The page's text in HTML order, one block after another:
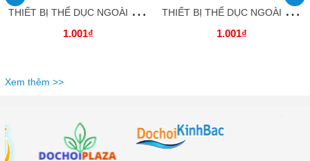
T
HIẾT BỊ THỂ DỤC NGOÀI TRỜI_ Xà đơn công viên _TDNTKB09 DOCHOIKINHBAC
1.001₫
T
HIẾT BỊ THỂ DỤC NGOÀI TRỜI_ Máy tập vai đôi _TDNTKB08 DOCHOIKINHBAC
1.001₫
Xem thêm >>